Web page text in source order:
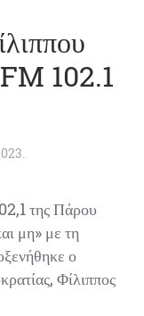
102.1
.
της Πάρου
μη» με τη
ο
Φίλιππος